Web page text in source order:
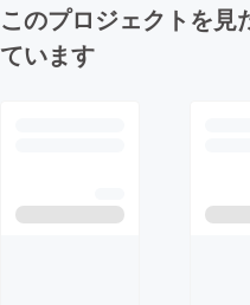
このプロジェクトを見
ています